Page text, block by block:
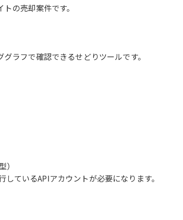
の売却案件です。
ラフで確認できるせどりツールです。
ているAPIアカウントが必要になります。